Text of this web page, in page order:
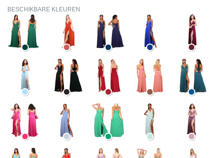
BESCHIKBARE KLEUREN